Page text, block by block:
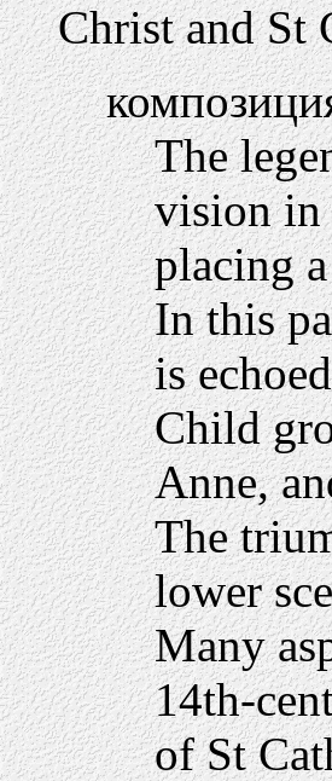
Christ and St
The
vision in
placing
In this
is
Child
Anne,
The
lower
Many
14th-
of St